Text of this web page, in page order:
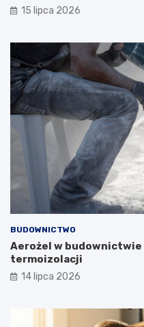
15 lipca 2026
BUDOWNICTWO
Aerożel w budownictwie
termoizolacji
14 lipca 2026